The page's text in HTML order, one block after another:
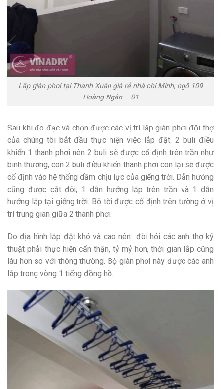
Lắp giàn phơi tại Thanh Xuân giá rẻ nhà chị Minh, ngõ 109
Hoàng Ngân – 01
Sau khi đo đạc và chọn được các vị trí lắp giàn phơi đội thợ
của chúng tôi bắt đầu thực hiện việc lắp đặt. 2 buli điều
khiển 1 thanh phơi nên 2 buli sẽ được cố định trên trần như
bình thường, còn 2 buli điều khiển thanh phơi còn lại sẽ được
cố định vào hệ thống dầm chịu lực của giếng trời. Dẫn hướng
cũng được cắt đôi, 1 dẫn hướng lắp trên trần và 1 dẫn
hướng lắp tại giếng trời. Bộ tời được cố định trên tường ở vị
trí trung gian giữa 2 thanh phơi.
Do địa hình lắp đặt khó và cao nên đòi hỏi các anh thợ kỹ
thuật phải thực hiện cẩn thận, tỷ mỷ hơn, thời gian lắp cũng
lâu hơn so với thông thường. Bộ giàn phơi này được các anh
lắp trong vòng 1 tiếng đồng hồ.